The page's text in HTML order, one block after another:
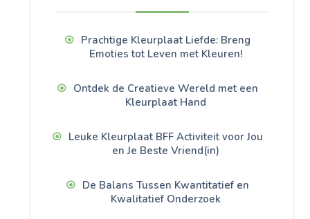
Prachtige Kleurplaat Liefde: Breng
Emoties tot Leven met Kleuren!
Ontdek de Creatieve Wereld met een
Kleurplaat Hand
Leuke Kleurplaat BFF Activiteit voor Jou
en Je Beste Vriend(in)
De Balans Tussen Kwantitatief en
Kwalitatief Onderzoek